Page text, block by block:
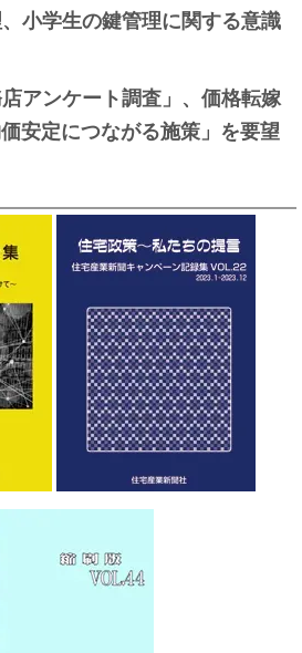
小学生の鍵管理に関する意識
アンケート調査」、価格転嫁
安定につながる施策」を要望